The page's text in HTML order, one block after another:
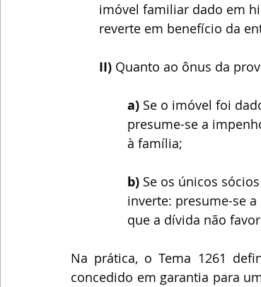
imóvel familiar dado em
reverte em benefício da
II) Quanto ao ônus da
a) Se o imóvel foi
presume-se a
à família;
b) Se os únicos
inverte: presume-se
que a dívida não
Na prática, o Tema 1261
concedido em garantia para